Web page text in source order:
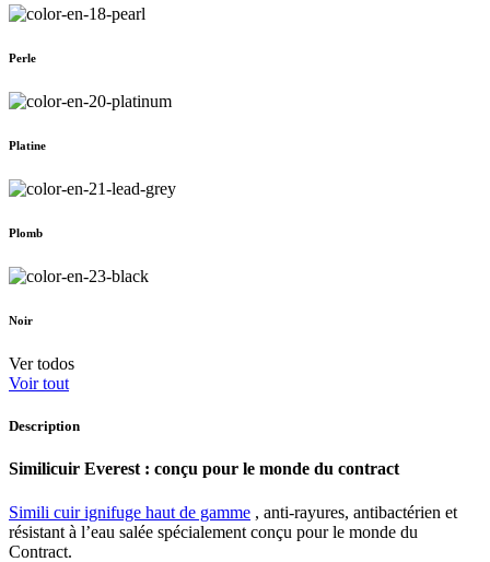
Perle
Platine
Plomb
Noir
Ver todos
Voir tout
Description
Similicuir Everest : conçu pour le monde du contract
Simili cuir ignifuge haut de gamme , anti-rayures, antibactérien et
résistant à l’eau salée spécialement conçu pour le monde du
Contract.